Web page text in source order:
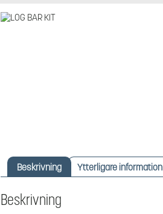
Beskrivning Ytterligare information
Beskrivning